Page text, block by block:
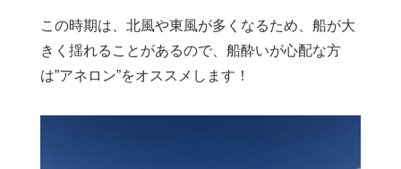
この時期は、北風や東風が多くなるため、船が大
きく揺れることがあるので、船酔いが心配な方
は”アネロン”をオススメします！